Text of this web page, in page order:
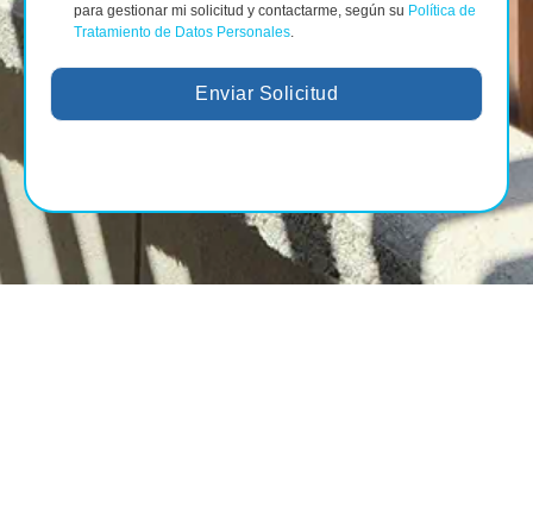
para gestionar mi solicitud y contactarme, según su Política de
Tratamiento de Datos Personales
Enviar Solicitud